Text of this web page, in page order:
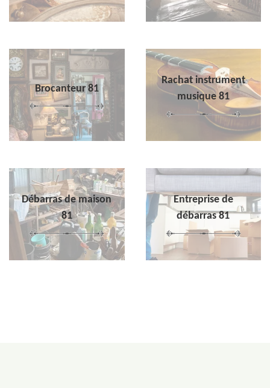
Brocanteur 81
Rachat instrument
musique 81
Débarras de maison
81
Entreprise de
débarras 81